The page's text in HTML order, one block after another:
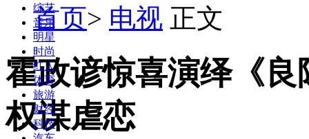
综艺
音乐
明星
时尚
红人
体育
旅游
财经
科技
首页> 电视 正文
霍政谚惊喜演绎《
权谋虐恋